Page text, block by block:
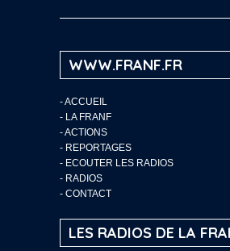
WWW.FRANF.FR
-ACCUEIL
- LA FRANF
-ACTIONS
- REPORTAGES
- ECOUTER LES RADIOS
- RADIOS
- CONTACT
LES RADIOS DE LA